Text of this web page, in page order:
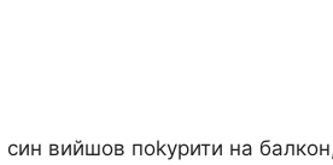
вийшов поkурити на